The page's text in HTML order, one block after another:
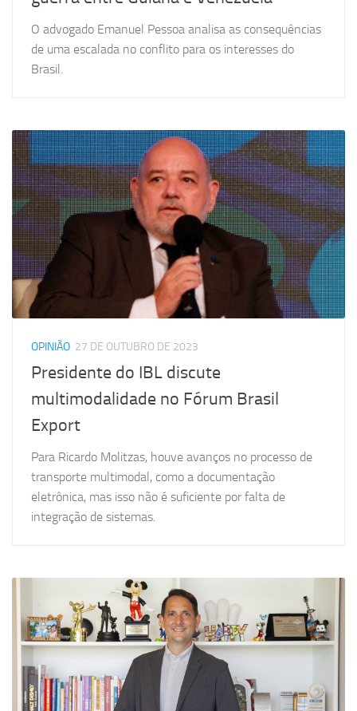
O advogado Emanuel Pessoa analisa as consequências
de uma escalada no conflito para os interesses do
Brasil.
OPINIÃO 27 DE OUTUBRO DE 2023
Presidente do IBL discute
multimodalidade no Fórum Brasil
Export
Para Ricardo Molitzas, houve avanços no processo de
transporte multimodal, como a documentação
eletrônica, mas isso não é suficiente por falta de
integração de sistemas.